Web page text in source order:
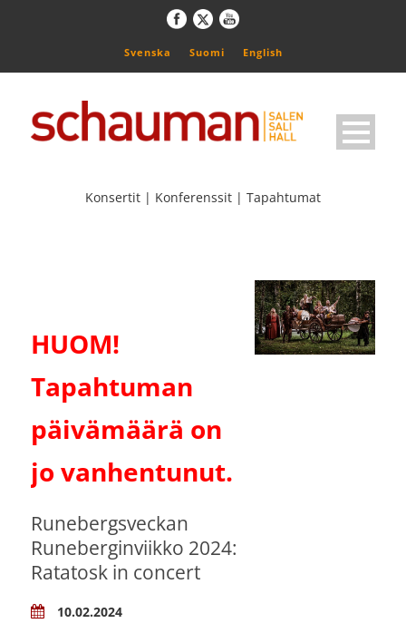
Svenska Suomi English
Konsertit | Konferenssit | Tapahtumat
HUOM!
Tapahtuman
päivämäärä on
jo vanhentunut.
Runebergsveckan
Runeberginviikko 2024:
Ratatosk in concert
10.02.2024